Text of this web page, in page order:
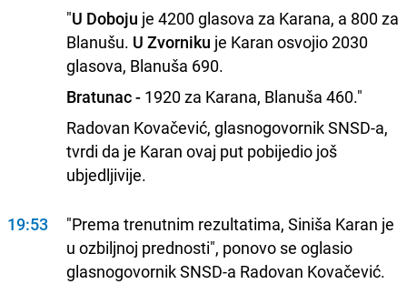
"U Doboju je 4200 glasova za Karana, a 800 za
Blanušu. U Zvorniku je Karan osvojio 2030
glasova, Blanuša 690.
Bratunac - 1920 za Karana, Blanuša 460."
Radovan Kovačević, glasnogovornik SNSD-a,
tvrdi da je Karan ovaj put pobijedio još
ubjedljivije.
19:53
"Prema trenutnim rezultatima, Siniša Karan je
u ozbiljnoj prednosti", ponovo se oglasio
glasnogovornik SNSD-a Radovan Kovačević.